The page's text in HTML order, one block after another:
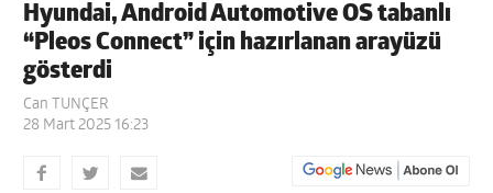
Hyundai, Android Automotive OS tabanlı
“Pleos Connect” için hazırlanan arayüzü
gösterdi
Can TUNÇER
28 Mart 2025 16:23